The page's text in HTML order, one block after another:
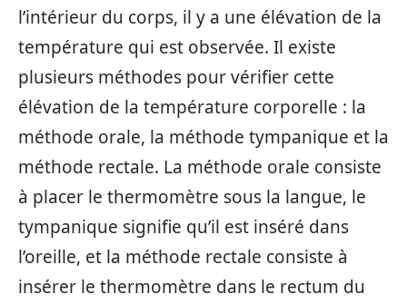
l’intérieur du corps, il y a une élévation de la
température qui est observée. Il existe
plusieurs méthodes pour vérifier cette
élévation de la température corporelle : la
méthode orale, la méthode tympanique et la
méthode rectale. La méthode orale consiste
à placer le thermomètre sous la langue, le
tympanique signifie qu’il est inséré dans
l’oreille, et la méthode rectale consiste à
insérer le thermomètre dans le rectum du